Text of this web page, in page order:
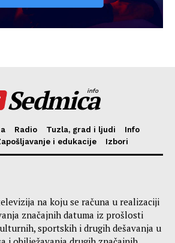
Sedmica
info
Radio Tuzla, grad i ljudi
Info
i edukacije Izbori
na koju se računa u realizaciji
značajnih datuma iz prošlosti
sportskih i drugih dešavanja u